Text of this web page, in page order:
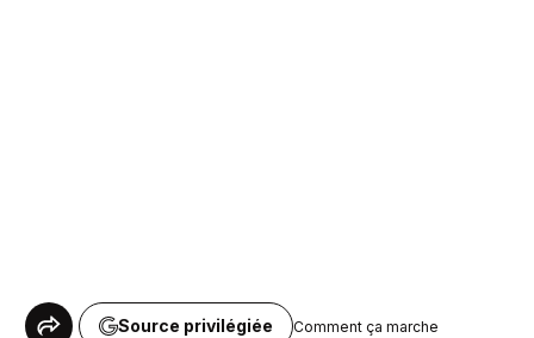
Source privilégiée Comment ça marche